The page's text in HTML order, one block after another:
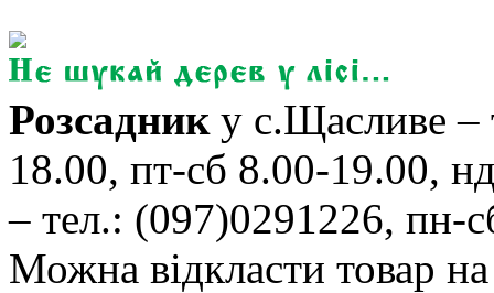
Розсаднику с.Щасливе –
18.00, пт-сб 8.00-19.00,
– тел.: (097)0291226, пн-
Можна відкласти товар